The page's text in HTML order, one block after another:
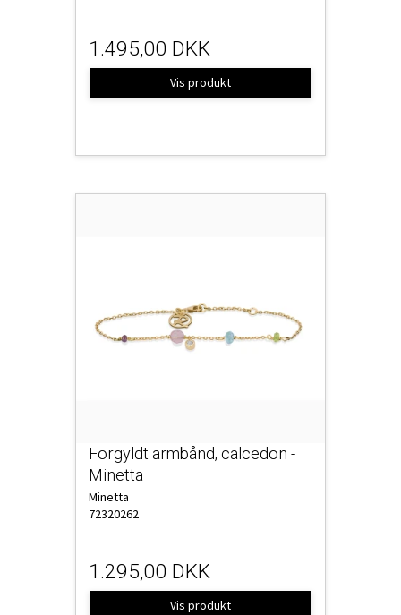
1.495,00 DKK
Vis produkt
Forgyldt armbånd, calcedon -
Minetta
Minetta
72320262
1.295,00 DKK
Vis produkt